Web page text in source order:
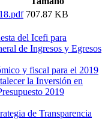
707.87 KB
del Icefi para
de Ingresos y Egresos
y fiscal para el 2019
la Inversión en
2019
de Transparencia